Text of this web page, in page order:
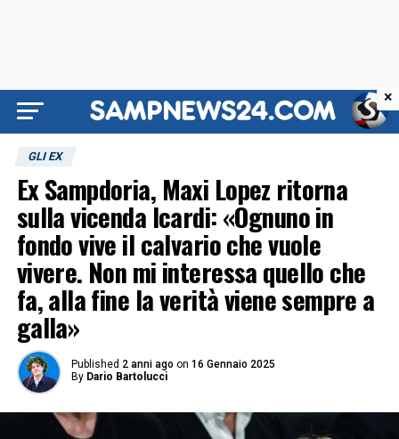
GLI EX
Ex Sampdoria, Maxi Lopez ritorna
sulla vicenda Icardi: «Ognuno in
fondo vive il calvario che vuole
vivere. Non mi interessa quello che
fa, alla fine la verità viene sempre a
galla»
Published 2 anni ago on 16 Gennaio 2025
By Dario Bartolucci
×